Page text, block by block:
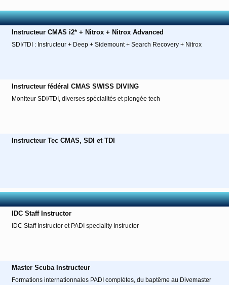
Instructeur CMAS i2* + Nitrox + Nitrox Advanced
SDI/TDI : Instructeur + Deep + Sidemount + Search Recovery + Nitrox
Instructeur fédéral CMAS SWISS DIVING
Moniteur SDI/TDI, diverses spécialités et plongée tech
Instructeur Tec CMAS, SDI et TDI
IDC Staff Instructor
IDC Staff Instructor et PADI speciality Instructor
Master Scuba Instructeur
Formations internationnales PADI complètes, du baptême au Divemaster